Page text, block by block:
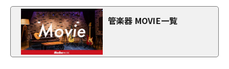
管楽器 MOVIE一覧